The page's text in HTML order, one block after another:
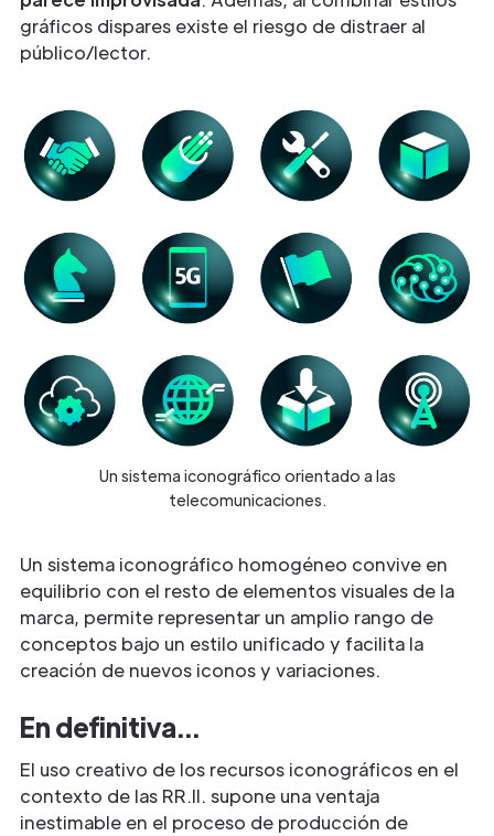
gráficos dispares existe el riesgo de distraer al
público/lector.
Un sistema iconográfico orientado a las
telecomunicaciones.
Un sistema iconográfico homogéneo convive en
equilibrio con el resto de elementos visuales de la
marca, permite representar un amplio rango de
conceptos bajo un estilo unificado y facilita la
creación de nuevos iconos y variaciones.
En definitiva...
El uso creativo de los recursos iconográficos en el
contexto de las RR.II. supone una ventaja
inestimable en el proceso de producción de